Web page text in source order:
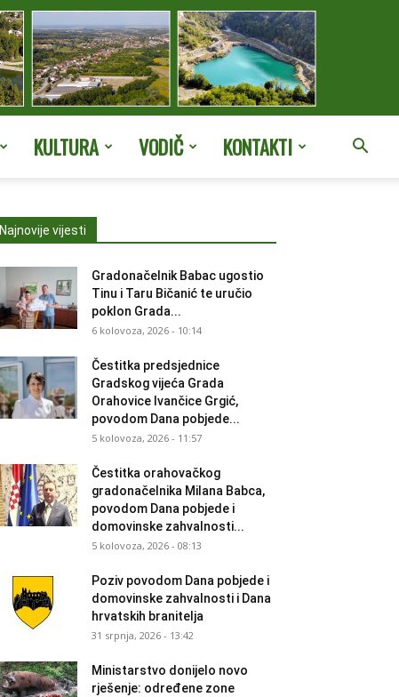
KULTURA VODIČ KONTAKTI
Najnovije vijesti
Gradonačelnik Babac ugostio
Tinu i Taru Bičanić te uručio
poklon Grada...
6 kolovoza, 2026 - 10:14
Čestitka predsjednice
Gradskog vijeća Grada
Orahovice Ivančice Grgić,
povodom Dana pobjede...
5 kolovoza, 2026 - 11:57
Čestitka orahovačkog
gradonačelnika Milana Babca,
povodom Dana pobjede i
domovinske zahvalnosti...
5 kolovoza, 2026 - 08:13
Poziv povodom Dana pobjede i
domovinske zahvalnosti i Dana
hrvatskih branitelja
31 srpnja, 2026 - 13:42
Ministarstvo donijelo novo
rješenje: određene zone